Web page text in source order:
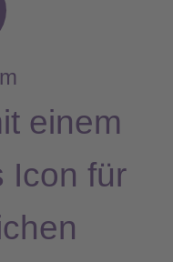
einem
Icon für